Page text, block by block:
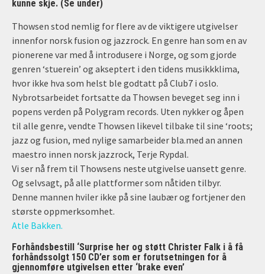
kunne skje. (Se under)
Thowsen stod nemlig for flere av de viktigere utgivelser
innenfor norsk fusion og jazzrock. En genre han som en av
pionerene var med å introdusere i Norge, og som gjorde
genren ‘stuerein’ og akseptert i den tidens musikkklima,
hvor ikke hva som helst ble godtatt på Club7 i oslo.
Nybrotsarbeidet fortsatte da Thowsen beveget seg inn i
popens verden på Polygram records. Uten nykker og åpen
til alle genre, vendte Thowsen likevel tilbake til sine ‘roots;
jazz og fusion, med nylige samarbeider bla.med an annen
maestro innen norsk jazzrock, Terje Rypdal.
Vi ser nå frem til Thowsens neste utgivelse uansett genre.
Og selvsagt, på alle plattformer som nåtiden tilbyr.
Denne mannen hviler ikke på sine laubær og fortjener den
største oppmerksomhet.
Atle Bakken.
Forhåndsbestill ‘Surprise her og støtt Christer Falk i å få
forhåndssolgt 150 CD’er som er forutsetningen for å
gjennomføre utgivelsen etter ‘brake even’